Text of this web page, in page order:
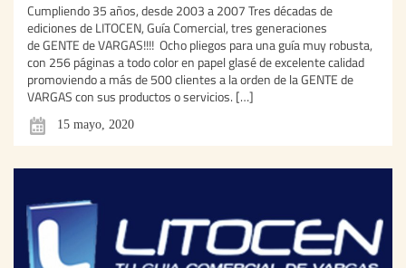
Cumpliendo 35 años, desde 2003 a 2007 Tres décadas de
ediciones de LITOCEN, Guía Comercial, tres generaciones
de GENTE de VARGAS!!!! Ocho pliegos para una guía muy robusta,
con 256 páginas a todo color en papel glasé de excelente calidad
promoviendo a más de 500 clientes a la orden de la GENTE de
VARGAS con sus productos o servicios. […]
15 mayo, 2020